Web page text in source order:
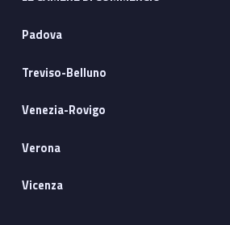
Padova
Treviso-Belluno
Venezia-Rovigo
Verona
Vicenza